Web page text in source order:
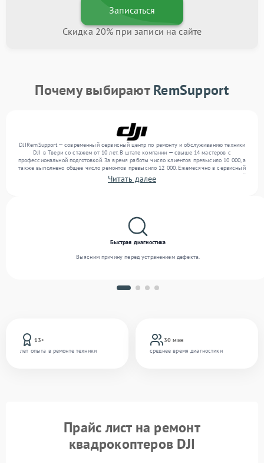
Записаться
Скидка 20% при записи на сайте
Почему выбираютRemSupport
DJIRemSupport — современный сервисный центр по ремонту и обслуживанию техники
DJI в Твери со стажем от 10 лет. В штате компании — свыше 14 мастеров с
профессиональной подготовкой. За время работы число клиентов превысило 10 000, а
также выполнено общее число ремонтов превысило 12 000. Ежемесячно в сервисный
центр поступает свыше 300 единиц техники, включая , , . Мы беремся за задачи любой
сложности и поддерживаем высокий стандарт качества благодаря квалификации
Читать далее
13+
лет опыта в ремонте техники
30 мин
среднее время диагностики
Быстрая диагностика
Выясним причину перед устранением дефекта.
Прайс лист на ремонт
квадрокоптеров DJI